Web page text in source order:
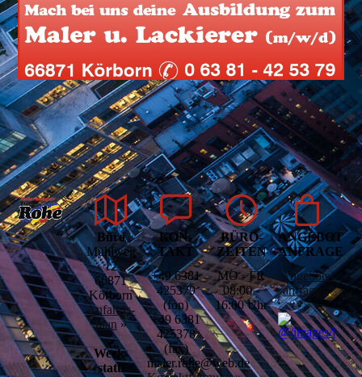
Büro
Mühlweg
12
66871
Körborn
Anfahrts­
plan»
Werk­­
statt/
KON­
TAKT
+49 6381
425379
(fon)
+49 6381
425378
(fax)
maler.rohe@web.de
BÜRO­
ZEITEN
MO - FR
08:00 -
16:00 Uhr
ANGEBOTS­
ANFRAGE
Angebots­
anfrage »